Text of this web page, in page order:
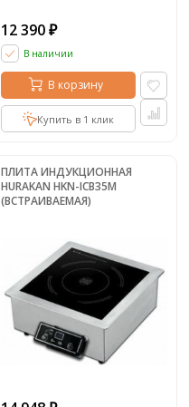
12 390 ₽
В наличии
В корзину
Купить в 1 клик
ПЛИТА ИНДУКЦИОННАЯ
HURAKAN HKN-ICB35M
(ВСТРАИВАЕМАЯ)